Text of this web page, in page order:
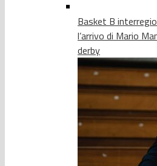
Basket B
l’arrivo di Mario
derby